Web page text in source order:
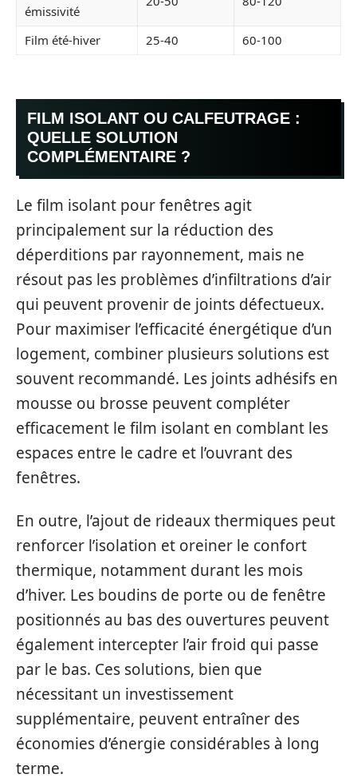
émissivité
Film été-hiver 25-40 60-100
FILM ISOLANT OU CALFEUTRAGE :
QUELLE SOLUTION
COMPLÉMENTAIRE ?
Le film isolant pour fenêtres agit
principalement sur la réduction des
déperditions par rayonnement, mais ne
résout pas les problèmes d’infiltrations d’air
qui peuvent provenir de joints défectueux.
Pour maximiser l’efficacité énergétique d’un
logement, combiner plusieurs solutions est
souvent recommandé. Les joints adhésifs en
mousse ou brosse peuvent compléter
efficacement le film isolant en comblant les
espaces entre le cadre et l’ouvrant des
fenêtres.
En outre, l’ajout de rideaux thermiques peut
renforcer l’isolation et oreiner le confort
thermique, notamment durant les mois
d’hiver. Les boudins de porte ou de fenêtre
positionnés au bas des ouvertures peuvent
également intercepter l’air froid qui passe
par le bas. Ces solutions, bien que
nécessitant un investissement
supplémentaire, peuvent entraîner des
économies d’énergie considérables à long
terme.